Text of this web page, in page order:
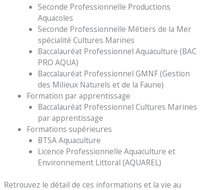
Seconde Professionnelle Productions
Aquacoles
Seconde Professionnelle Métiers de la Mer
spécialité Cultures Marines
Baccalauréat Professionnel Aquaculture (BAC
PRO AQUA)
Baccalauréat Professionnel GMNF (Gestion
des Milieux Naturels et de la Faune)
Formation par apprentissage
Baccalauréat Professionnel Cultures Marines
par apprentissage
Formations supérieures
BTSA Aquaculture
Licence Professionnelle Aquaculture et
Environnement Littoral (AQUAREL)
Retrouvez le détail de ces informations et la vie au